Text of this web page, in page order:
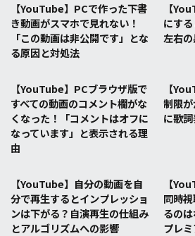
【YouTube】PCで作った下書
き動画がスマホで見れない！
「この動画は非公開です」とな
る原因と対処法
【
にす
左右
【YouTube】PCブラウザ版で
すべての動画のコメント欄がな
くなった！「コメントはオフに
なっています」と表示される理
由
【
制限
に歌
【YouTube】自分の動画を自
分で再生するとインプレッショ
ンは下がる？自演再生の仕組み
とアルゴリズムへの影響
【
同時
るの
プレ